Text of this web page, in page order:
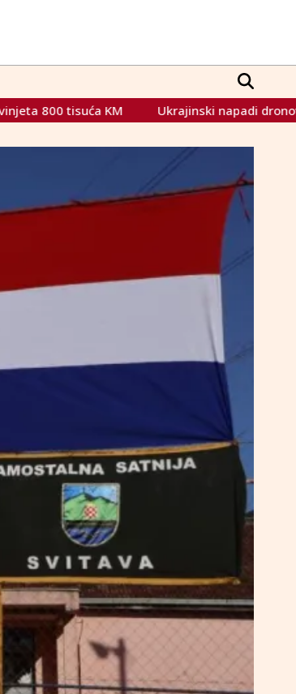
Ukrajinski napadi dronovima izazvali požar